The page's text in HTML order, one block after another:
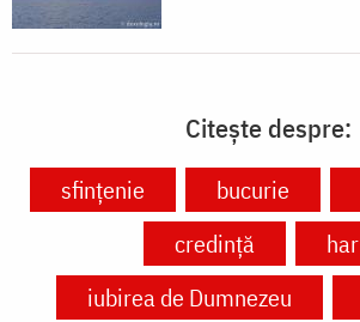
Citește despre:
sfințenie bucurie
credință
har
iubirea de Dumnezeu